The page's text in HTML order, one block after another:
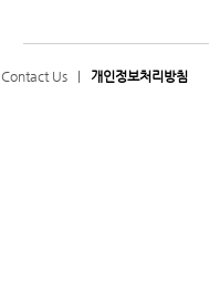
Contact Us 개인정보처리방침